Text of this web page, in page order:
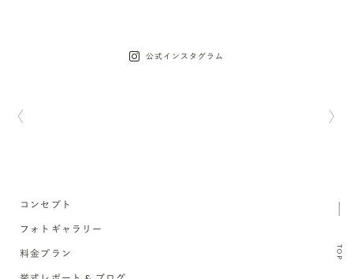
公式インスタグラム
TOP
コンセプト
フォトギャラリー
料金プラン